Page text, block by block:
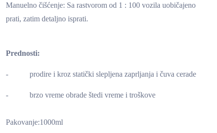
Manuelno čišćenje: Sa rastvorom od 1 : 100 vozila uobičajeno
prati, zatim detaljno isprati.
Prednosti:
- prodire i kroz statički slepljena zaprljanja i čuva cerade
- brzo vreme obrade štedi vreme i troškove
Pakovanje:1000ml